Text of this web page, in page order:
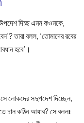
দিচ্ছ এমন কওমকে,
তারা বলল, ‘তোমাদের রবের
হবে’।
লোকদের সদুপদেশ দিচ্ছেন,
চান কঠিন আযাব? সে বললঃ